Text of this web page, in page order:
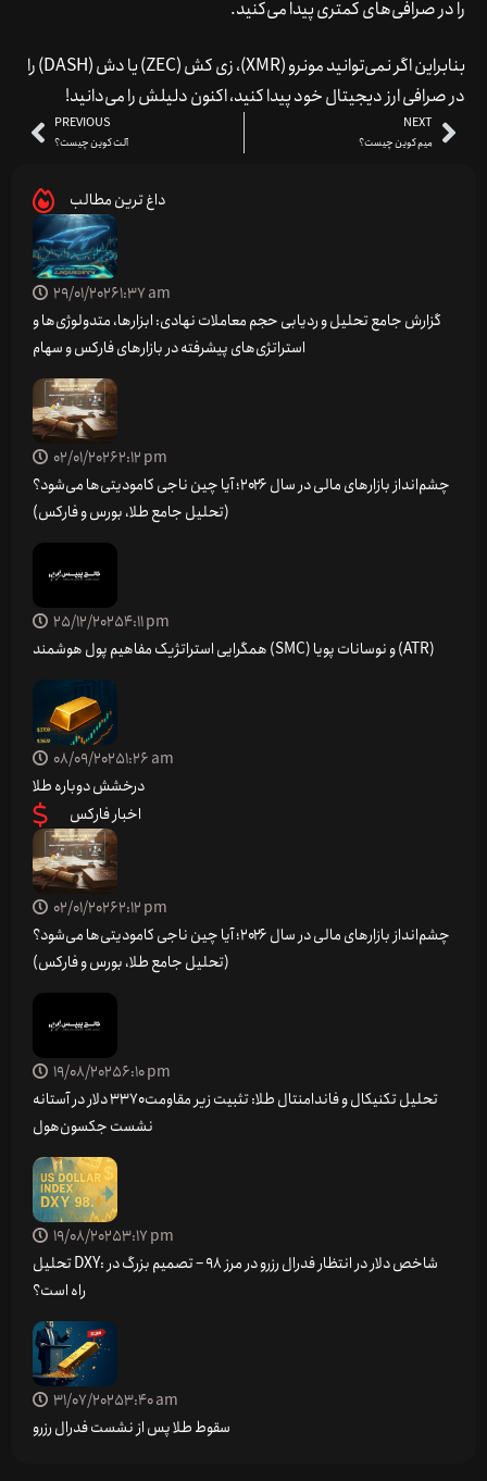
را در صرافی‌های کمتری پیدا می‌کنید.
بنابراین اگر نمی‌توانید مونرو (XMR)، زی کش (ZEC) یا دش (DASH) را
در صرافی ارز دیجیتال خود پیدا کنید، اکنون دلیلش را می‌دانید!
PREVIOUS
آلت کوین چیست؟
NEXT
میم کوین چیست؟
داغ ترین مطالب
29/01/20261:37 am
گزارش جامع تحلیل و ردیابی حجم معاملات نهادی: ابزارها، متدولوژی‌ها و
استراتژی‌های پیشرفته در بازارهای فارکس و سهام
02/01/20262:12 pm
چشم‌انداز بازارهای مالی در سال ۲۰۲۶؛ آیا چین ناجی کامودیتی‌ها می‌شود؟
(تحلیل جامع طلا، بورس و فارکس)
25/12/20254:11 pm
همگرایی استراتژیک مفاهیم پول هوشمند (SMC) و نوسانات پویا (ATR)
08/09/20251:26 am
درخشش دوباره طلا
اخبار فارکس
02/01/20262:12 pm
چشم‌انداز بازارهای مالی در سال ۲۰۲۶؛ آیا چین ناجی کامودیتی‌ها می‌شود؟
(تحلیل جامع طلا، بورس و فارکس)
19/08/20256:10 pm
تحلیل تکنیکال و فاندامنتال طلا: تثبیت زیر مقاومت ۳۳۷۰ دلار در آستانه
نشست جکسون‌هول
19/08/20253:17 pm
تحلیل DXY: شاخص دلار در انتظار فدرال رزرو در مرز 98 – تصمیم بزرگ در
راه است؟
31/07/20253:40 am
سقوط طلا پس از نشست فدرال رزرو